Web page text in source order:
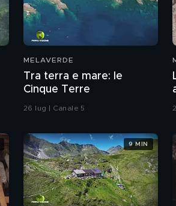
MELAVERDE
Tra terra e mare: le
Cinque Terre
26 lug | Canale 5
9 MIN